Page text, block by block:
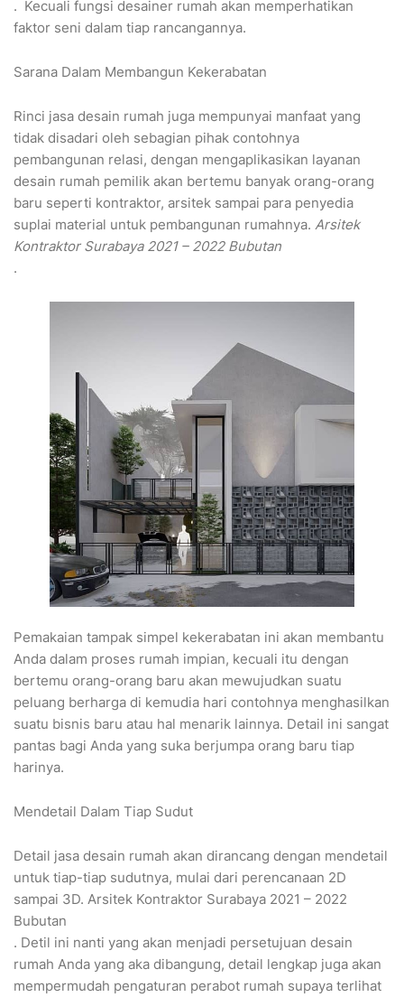
. Kecuali fungsi desainer rumah akan memperhatikan
faktor seni dalam tiap rancangannya.
Sarana Dalam Membangun Kekerabatan
Rinci jasa desain rumah juga mempunyai manfaat yang
tidak disadari oleh sebagian pihak contohnya
pembangunan relasi, dengan mengaplikasikan layanan
desain rumah pemilik akan bertemu banyak orang-orang
baru seperti kontraktor, arsitek sampai para penyedia
suplai material untuk pembangunan rumahnya. Arsitek
Kontraktor Surabaya 2021 – 2022 Bubutan
.
Pemakaian tampak simpel kekerabatan ini akan membantu
Anda dalam proses rumah impian, kecuali itu dengan
bertemu orang-orang baru akan mewujudkan suatu
peluang berharga di kemudia hari contohnya menghasilkan
suatu bisnis baru atau hal menarik lainnya. Detail ini sangat
pantas bagi Anda yang suka berjumpa orang baru tiap
harinya.
Mendetail Dalam Tiap Sudut
Detail jasa desain rumah akan dirancang dengan mendetail
untuk tiap-tiap sudutnya, mulai dari perencanaan 2D
sampai 3D. Arsitek Kontraktor Surabaya 2021 – 2022
Bubutan
. Detil ini nanti yang akan menjadi persetujuan desain
rumah Anda yang aka dibangung, detail lengkap juga akan
mempermudah pengaturan perabot rumah supaya terlihat